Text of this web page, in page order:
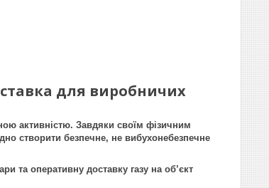
для виробничих
активністю. Завдяки своїм фізичним
створити безпечне, не вибухонебезпечне
та оперативну доставку газу на об’єкт